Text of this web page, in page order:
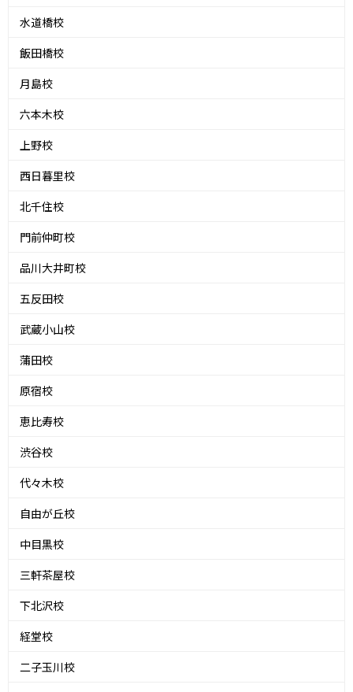
水道橋校
飯田橋校
月島校
六本木校
上野校
西日暮里校
北千住校
門前仲町校
品川大井町校
五反田校
武蔵小山校
蒲田校
原宿校
恵比寿校
渋谷校
代々木校
自由が丘校
中目黒校
三軒茶屋校
下北沢校
経堂校
二子玉川校